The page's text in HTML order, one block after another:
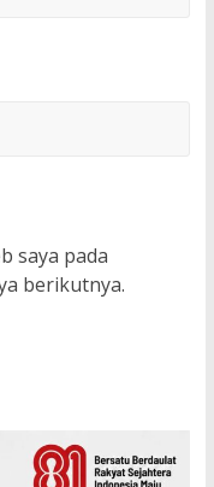
saya pada
berikutnya.